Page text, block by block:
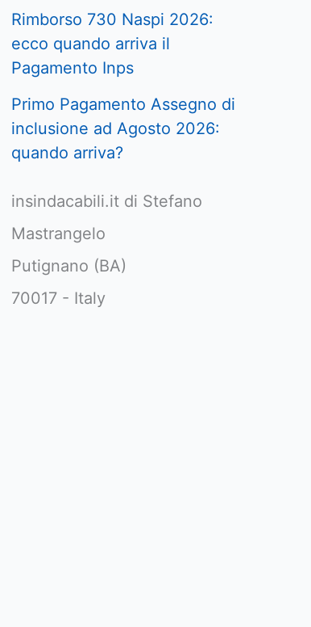
Rimborso 730 Naspi 2026:
ecco quando arriva il
Pagamento Inps
Primo Pagamento Assegno di
inclusione ad Agosto 2026:
quando arriva?
insindacabili.it di Stefano
Mastrangelo
Putignano (BA)
70017 - Italy